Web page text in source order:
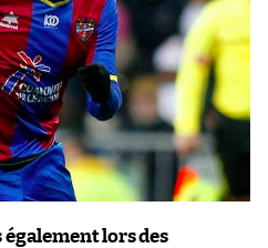
lors des